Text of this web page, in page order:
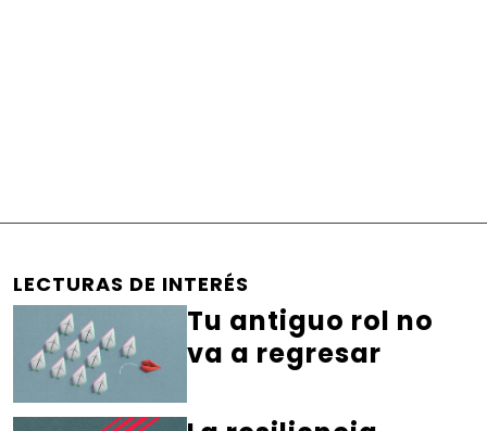
LECTURAS DE INTERÉS
Tu antiguo rol no
va a regresar